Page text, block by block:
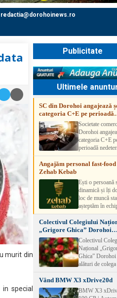
redactia@dorohoinews.ro
murit din
special
Publicitate
Ultimele
SC din Dorohoi angajează
categoria C+E pe perioadă
nedeterminatăSocietate
Dorohoi
categoria C+E
perioadă
Candidatul
aibă experiență și
detalii, vă rog să
numărul de
Angajăm personal fast-food
Zehab Kebab
Ești o persoană
dinamică și îți
loc de muncă
așteptăm în
Kebab! Posturi
disponibile: -
SHAORMAR
BUCATAR 2/
LUCRATOR
COMERCIAL
VANZATOR /2
muncă Program flexibil
Salariu motivant,
funcție de
Colectivul Colegiului
„Grigore Ghica” Dorohoi
transmite sincereColectivul
Național
Ghica” Dorohoi
alături de
Lăcrămioara la
neființă a soțului
transmite sincere
condoleanțe
Vând BMW X3 xDrive20d
BMW X3